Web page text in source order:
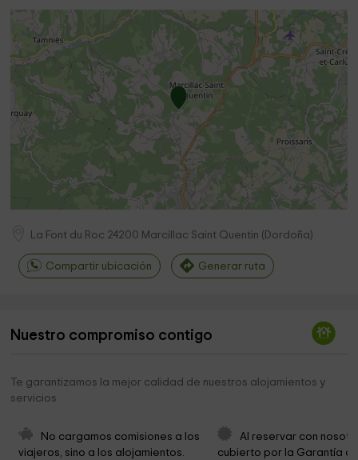
La Font du Roc 24200 Marcillac Saint Quentin ( Dordoña)
Compartir ubicación Generar ruta
Nuestro compromiso contigo
Te garantizamos la mejor calidad de nuestros alojamientos y
servicios
No cargamos comisiones a los
viajeros, sino a los alojamientos.
Al reservar con
cubierto por la Garantía